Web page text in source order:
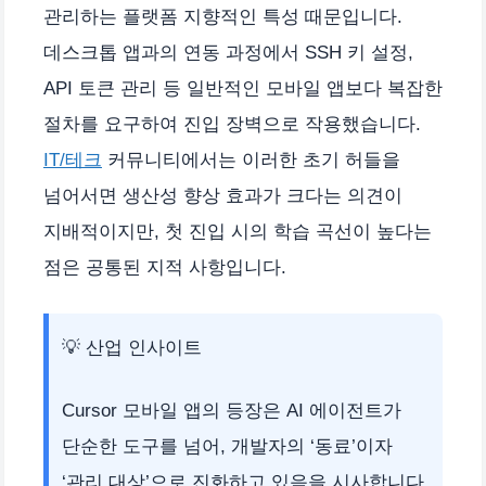
관리하는 플랫폼 지향적인 특성 때문입니다.
데스크톱 앱과의 연동 과정에서 SSH 키 설정,
API 토큰 관리 등 일반적인 모바일 앱보다 복잡한
절차를 요구하여 진입 장벽으로 작용했습니다.
IT/테크 커뮤니티에서는 이러한 초기 허들을
넘어서면 생산성 향상 효과가 크다는 의견이
지배적이지만, 첫 진입 시의 학습 곡선이 높다는
점은 공통된 지적 사항입니다.
💡 산업 인사이트
Cursor 모바일 앱의 등장은 AI 에이전트가
단순한 도구를 넘어, 개발자의 ‘동료’이자